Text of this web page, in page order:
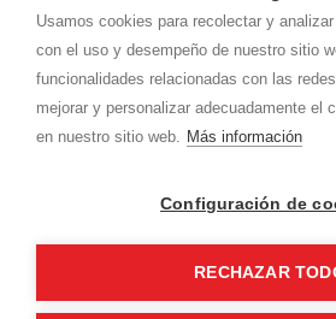
Usamos cookies para recolectar y
con el uso y desempeño de nuestro sitio
funcionalidades relacionadas con las
mejorar y personalizar adecuadamente el
en nuestro sitio web. Más información
Configuración de
RECHAZAR
975.368.262
Aviso Legal Política de privacidad
Gormaz Informática S.L.C/ Soria, 2 -
¡Síguenos en nuestras redes!